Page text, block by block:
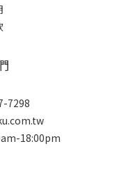
7298
18:00pm